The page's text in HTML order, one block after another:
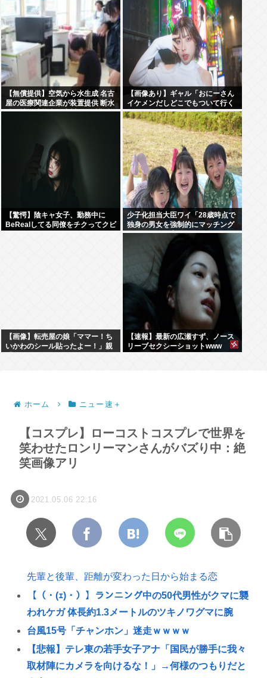
【無償提供】空気から水生成 名古
屋の医療関連企業が装置提供 断水
続く被災地熊本・氷川町の避難所
【画像あり】ギャル「おにーさん
イケメンだしどこでもついて行く
よ♡♡♡♡」⇒♡♡
【驚愕】陰キャ女子、勤務中に
BeRealしてる同僚をチクってクビ
少子化担当大臣ワイ「28歳時点で
独身の男女を強制的にマッチング
させて子ども産ませます」
【画像】転売屋の娘「ママー！ち
いかわのシール貼ったよー！」親
【速報】最新の広瀬すず、ノース
リーブセクシーショットwww
ホーム ニュー速＋
【コスプレ】ローコストコスプレで世界を
笑わせたロンリーマンさんがバズり中：絶
笑画像アリ
2021.05.06 22:16
先輩と後輩、距離が変わった日から始まる恋
【（・(ｪ)・）】ランニング中の50代男性がクマに襲
われケガ 体長約1.3メートルのツキノワグマに腕
台風15号「チャンホン」迷走ｗｗｗｗ
【悲報】テレ東の若手女子アナ「国民が勝手に我々
取材陣にカメラを向けるな！」→何様のつもりだと